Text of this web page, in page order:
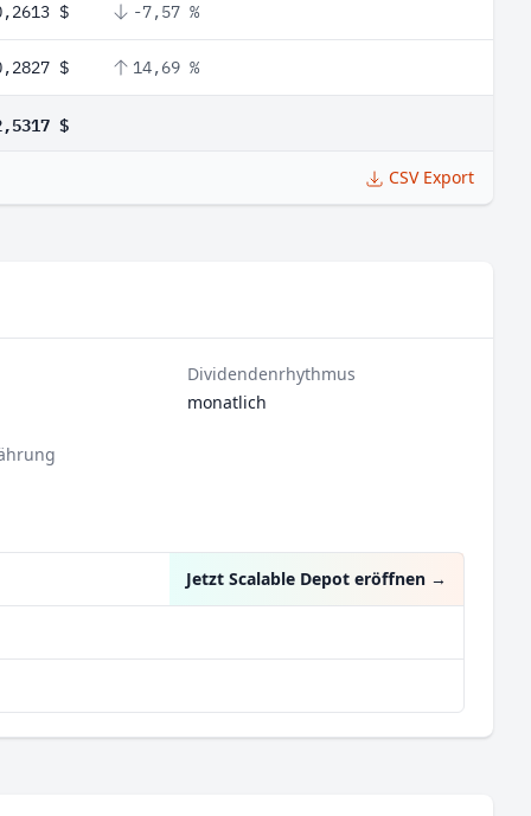
$ -7,57 %
$ 14,69 %
$
CSV Export
Dividendenrhythmus
monatlich
Jetzt Scalable Depot eröffnen →